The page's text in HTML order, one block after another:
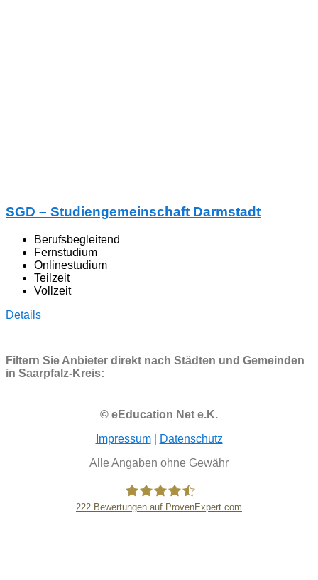
SGD – Studiengemeinschaft Darmstadt
Berufsbegleitend
Fernstudium
Onlinestudium
Teilzeit
Vollzeit
Details
Filtern Sie Anbieter direkt nach Städten und Gemeinden
in Saarpfalz-Kreis:
© eEducation Net e.K.
Impressum|
Datenschutz
Alle Angaben ohne Gewähr
222 Bewertungen auf ProvenExpert.com